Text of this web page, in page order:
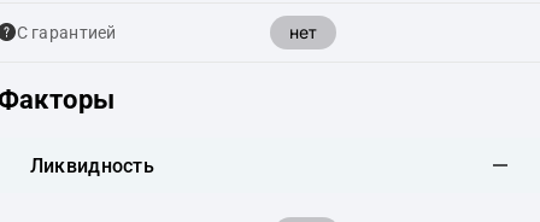
С гарантией нет
Ликвидность